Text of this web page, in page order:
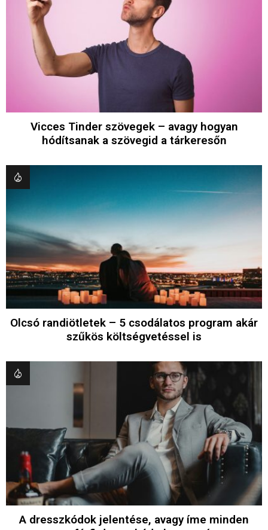
Vicces Tinder szövegek – avagy hogyan
hódítsanak a szövegid a tárkeresőn
Olcsó randiötletek – 5 csodálatos program akár
szűkös költségvetéssel is
A dresszkódok jelentése, avagy íme minden